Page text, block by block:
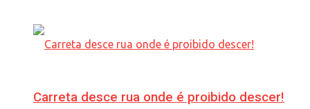
Carreta desce rua onde é proibido descer!